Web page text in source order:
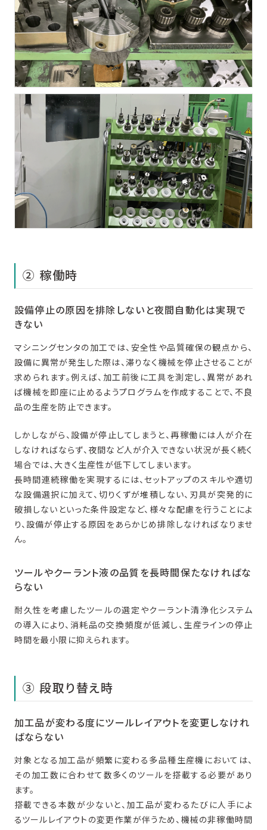
② 稼働時
設備停止の原因を排除しないと夜間自動化は実現で
きない
マシニングセンタの加工では、安全性や品質確保の観点から、
設備に異常が発生した際は、滞りなく機械を停止させることが
求められます。例えば、加工前後に工具を測定し、異常があれ
ば機械を即座に止めるようプログラムを作成することで、不良
品の生産を防止できます。
しかしながら、設備が停止してしまうと、再稼働には人が介在
しなければならず、夜間など人が介入できない状況が長く続く
場合では、大きく生産性が低下してしまいます。
長時間連続稼働を実現するには、セットアップのスキルや適切
な設備選択に加えて、切りくずが堆積しない、刃具が突発的に
破損しないといった条件設定など、様々な配慮を行うことによ
り、設備が停止する原因をあらかじめ排除しなければなりませ
ん。
ツールやクーラント液の品質を長時間保たなければな
らない
耐久性を考慮したツールの選定やクーラント清浄化システム
の導入により、消耗品の交換頻度が低減し、生産ラインの停止
時間を最小限に抑えられます。
③ 段取り替え時
加工品が変わる度にツールレイアウトを変更しなけれ
ばならない
対象となる加工品が頻繁に変わる多品種生産機においては、
その加工数に合わせて数多くのツールを搭載する必要があり
ます。
搭載できる本数が少ないと、加工品が変わるたびに人手によ
るツールレイアウトの変更作業が伴うため、機械の非稼働時間